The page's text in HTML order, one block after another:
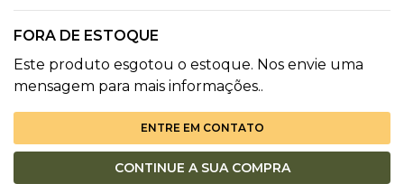
FORA DE ESTOQUE
Este produto esgotou o estoque. Nos envie uma
mensagem para mais informações..
ENTRE EM CONTATO
CONTINUE A SUA COMPRA